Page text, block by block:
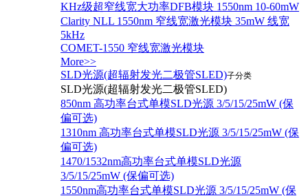
KHz级超窄线宽大功率DFB模块 1550nm 10-60mW
Clarity NLL 1550nm 窄线宽激光模块 35mW 线宽
5kHz
COMET-1550 窄线宽激光模块
More>>
SLD光源(超辐射发光二极管SLED)子分类
SLD光源(超辐射发光二极管SLED)
850nm 高功率台式单模SLD光源 3/5/15/25mW (保
偏可选)
1310nm 高功率台式单模SLD光源 3/5/15/25mW (保
偏可选)
1470/1532nm高功率台式单模SLD光源
3/5/15/25mW (保偏可选)
1550nm高功率台式单模SLD光源 3/5/15/25mW (保